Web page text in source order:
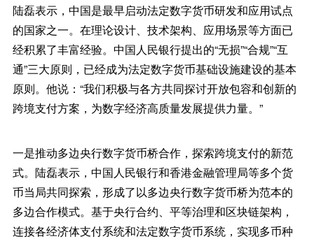
陆磊表示，中国是最早启动法定数字货币研发和应用试点
的国家之一。在理论设计、技术架构、应用场景等方面已
经积累了丰富经验。中国人民银行提出的“无损”“合规”“互
通”三大原则，已经成为法定数字货币基础设施建设的基本
原则。他说：“我们积极与各方共同探讨开放包容和创新的
跨境支付方案，为数字经济高质量发展提供力量。”
一是推动多边央行数字货币桥合作，探索跨境支付的新范
式。陆磊表示，中国人民银行和香港金融管理局等多个货
币当局共同探索，形成了以多边央行数字货币桥为范本的
多边合作模式。基于央行合约、平等治理和区块链架构，
连接各经济体支付系统和法定数字货币系统，实现多币种